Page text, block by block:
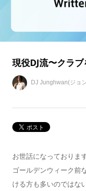
現役DJ流〜クラ
DJ Junghwan(ジョ
お世話になっておりま
ゴールデンウィーク前
ける方も多いのではな